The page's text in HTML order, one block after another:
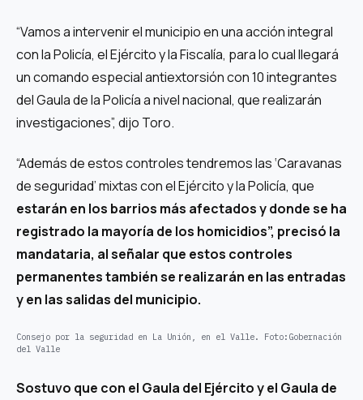
“Vamos a intervenir el municipio en una acción integral
con la Policía, el Ejército y la Fiscalía, para lo cual llegará
un comando especial antiextorsión con 10 integrantes
del Gaula de la Policía a nivel nacional, que realizarán
investigaciones”, dijo Toro.
“Además de estos controles tendremos las ‘Caravanas
de seguridad’ mixtas con el Ejército y la Policía, que
estarán en los barrios más afectados y donde se ha
registrado la mayoría de los homicidios”, precisó la
mandataria, al señalar que estos controles
permanentes también se realizarán en las entradas
y en las salidas del municipio.
Consejo por la seguridad en La Unión, en el Valle. Foto: Gobernación
del Valle
Sostuvo que con el Gaula del Ejército y el Gaula de